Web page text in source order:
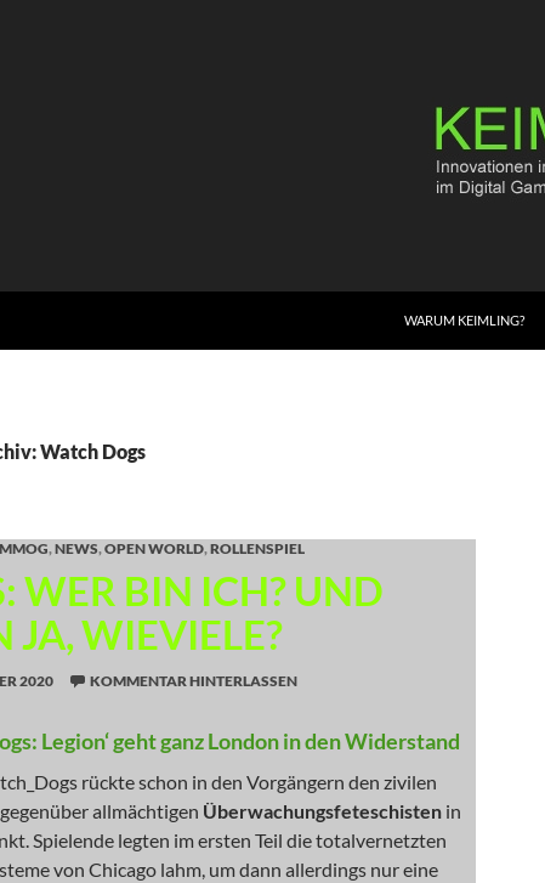
WARUM KEIMLING?
Watch Dogs
MMOG,NEWS,OPEN WORLD,ROLLENSPIEL
WER BIN ICH? UND
JA, WIEVIELE?
2020 KOMMENTAR HINTERLASSEN
Legion‘ geht ganz London in den Widerstand
rückte schon in den Vorgängern den zivilen
allmächtigen Überwachungsfeteschisten in
Spielende legten im ersten Teil die totalvernetzten
von Chicago lahm, um dann allerdings nur eine